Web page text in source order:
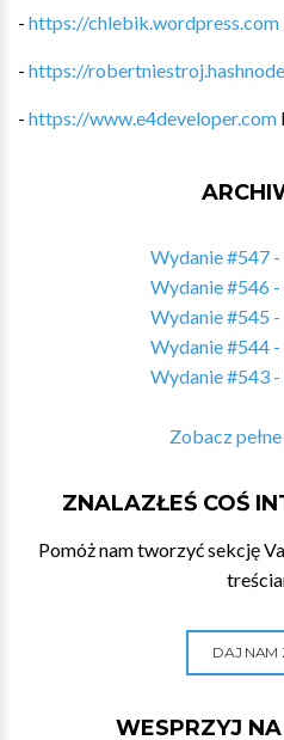
- https://chlebik.wordpress.com
- https://
- https://www.e4developer.com
Wydanie #547
Wydanie #546
Wydanie #545
Wydanie #544
Wydanie #543
Zobacz
ZNALAZŁEŚ COŚ
Pomóż nam tworzyć sekcję
DAJ NAM
WESPRZYJ